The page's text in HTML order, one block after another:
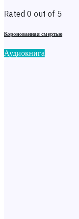
Rated 0 out of 5
Коронованная смертью
Аудиокнига